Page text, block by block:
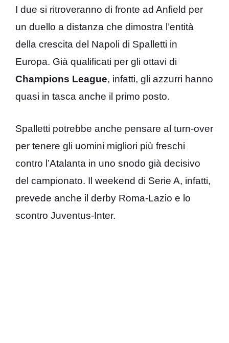
I due si ritroveranno di fronte ad Anfield per
un duello a distanza che dimostra l’entità
della crescita del Napoli di Spalletti in
Europa. Già qualificati per gli ottavi di
Champions League, infatti, gli azzurri hanno
quasi in tasca anche il primo posto.
Spalletti potrebbe anche pensare al turn-over
per tenere gli uomini migliori più freschi
contro l’Atalanta in uno snodo già decisivo
del campionato. Il weekend di Serie A, infatti,
prevede anche il derby Roma-Lazio e lo
scontro Juventus-Inter.